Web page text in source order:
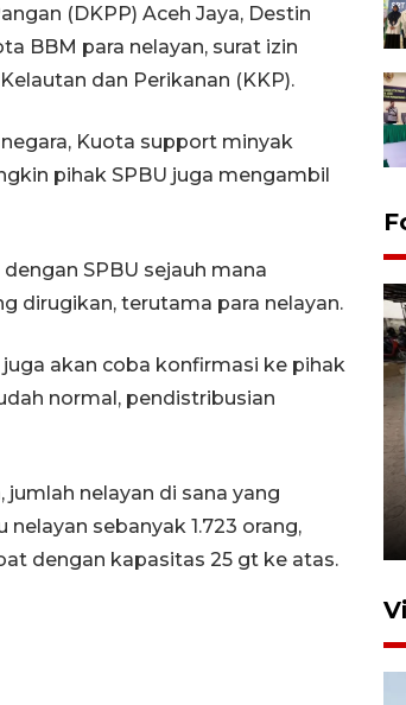
(DKPP) Aceh Jaya, Destin
BBM para nelayan, surat izin
dan Perikanan (KKP).
Kuota support minyak
pihak SPBU juga mengambil
SPBU sejauh mana
dirugikan, terutama para nelayan.
akan coba konfirmasi ke pihak
normal, pendistribusian
nelayan di sana yang
sebanyak 1.723 orang,
dengan kapasitas 25 gt ke atas.
meningkat
Juni 2026 10:33